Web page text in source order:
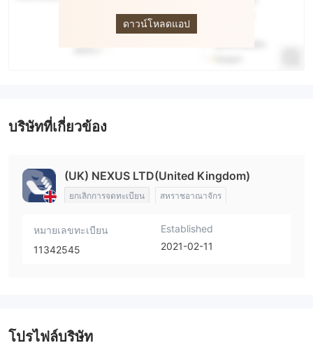
ดาวน์โหลดแอป
บริษัทที่เกี่ยวข้อง
(UK) NEXUS LTD(United Kingdom)
ยกเลิกการจดทะเบียน สหราชอาณาจักร
หมายเลขทะเบียน
11342545
Established
2021-02-11
โปรไฟล์บริษัท